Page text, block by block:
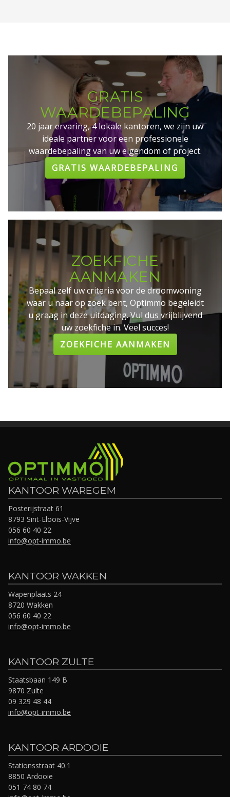
GRATIS
WAARDEBEPALING
20 jaar ervaring, 4 lokale kantoren, we zijn uw
ideale partner voor een professionele
waardebepaling van uw eigendom of project.
GRATIS WAARDEBEPALING
ZOEKFICHE
AANMAKEN
Bepaal zelf uw criteria voor de droomwoning
waar u naar op zoek bent, Optimmo begeleidt
u graag in deze uitdaging. Vul dus vrijblijvend
uw zoekfiche in. Veel succes!
ZOEKFICHE AANMAKEN
KANTOOR WAREGEM
Posterijstraat 61
8793 Sint-Eloois-Vijve
056 60 40 22
info@opt-immo.be
KANTOOR WAKKEN
Wapenplaats 24
8720 Wakken
056 60 40 22
info@opt-immo.be
KANTOOR ZULTE
Staatsbaan 149 B
9870 Zulte
09 329 48 44
info@opt-immo.be
KANTOOR ARDOOIE
Stationsstraat 40.1
8850 Ardooie
051 74 80 74